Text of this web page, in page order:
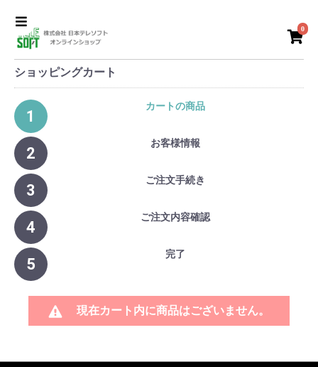
0
ショッピングカート
1
カートの商品
2
お客様情報
3
ご注文手続き
4
ご注文内容確認
5
完了
現在カート内に商品はございません。